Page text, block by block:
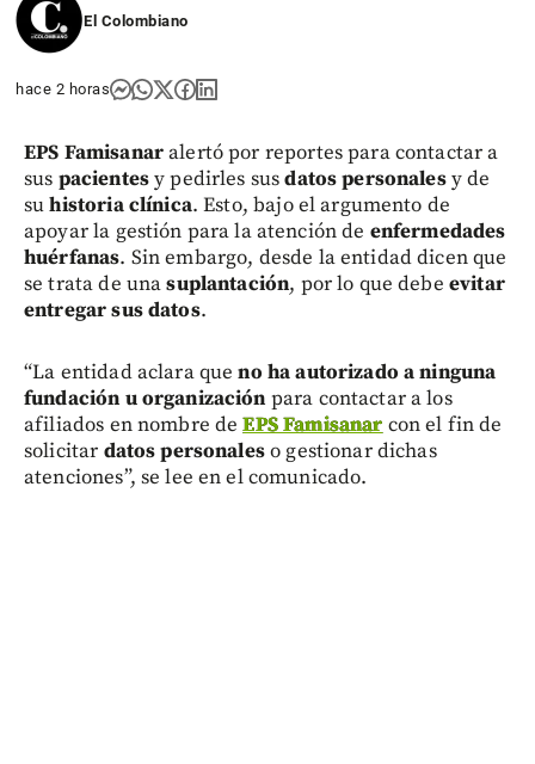
El Colombiano
hace 2 horas
EPS Famisanaralertó por reportes para contactar a
sus pacientesy pedirles susdatos personalesy de
suhistoria clínica. Esto, bajo el argumento de
apoyar la gestión para la atención de enfermedades
huérfanas. Sin embargo, desde la entidad dicen que
se trata de unasuplantación, por lo que debe evitar
entregar sus datos.
“La entidad aclara queno ha autorizado a ninguna
fundación u organización para contactar a los
afiliados en nombre deEPS Famisanar con el fin de
solicitar datos personaleso gestionar dichas
atenciones”, se lee en el comunicado.